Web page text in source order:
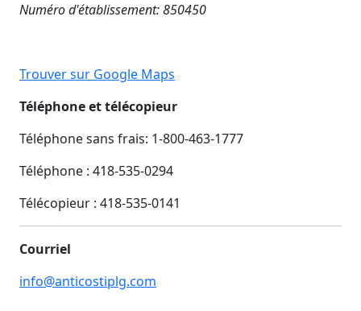
Numéro d'établissement: 850450
Trouver sur Google Maps
Téléphone et télécopieur
Téléphone sans frais: 1-800-463-1777
Téléphone : 418-535-0294
Télécopieur : 418-535-0141
Courriel
info@anticostiplg.com